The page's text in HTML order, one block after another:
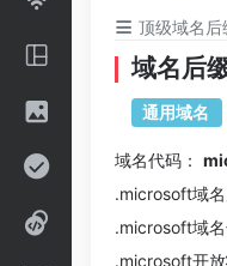
顶级域名后
域名后
通用域名
域名代码：
.microsoft域名
.microsoft域
.microsoft开